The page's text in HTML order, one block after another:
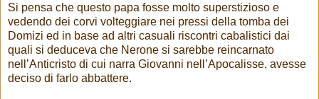
Si pensa che questo papa fosse molto superstizioso e
vedendo dei corvi volteggiare nei pressi della tomba dei
Domizi ed in base ad altri casuali riscontri cabalistici dai
quali si deduceva che Nerone si sarebbe reincarnato
nell’Anticristo di cui narra Giovanni nell’Apocalisse, avesse
deciso di farlo abbattere.